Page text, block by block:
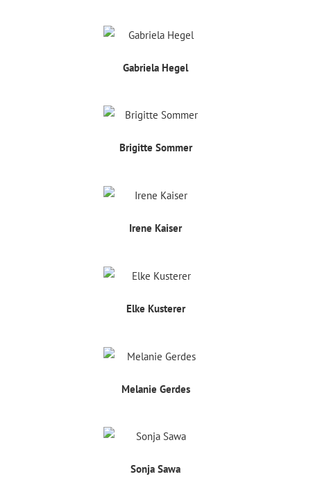
Gabriela Hegel
Brigitte Sommer
Irene Kaiser
Elke Kusterer
Melanie Gerdes
Sonja Sawa